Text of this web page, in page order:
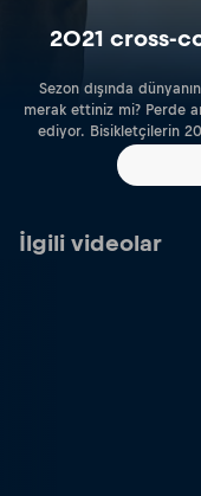
2021 cross-
Sezon dışında
merak ettiniz mi? Perde
ediyor. Bisikletçilerin
İlgili videolar